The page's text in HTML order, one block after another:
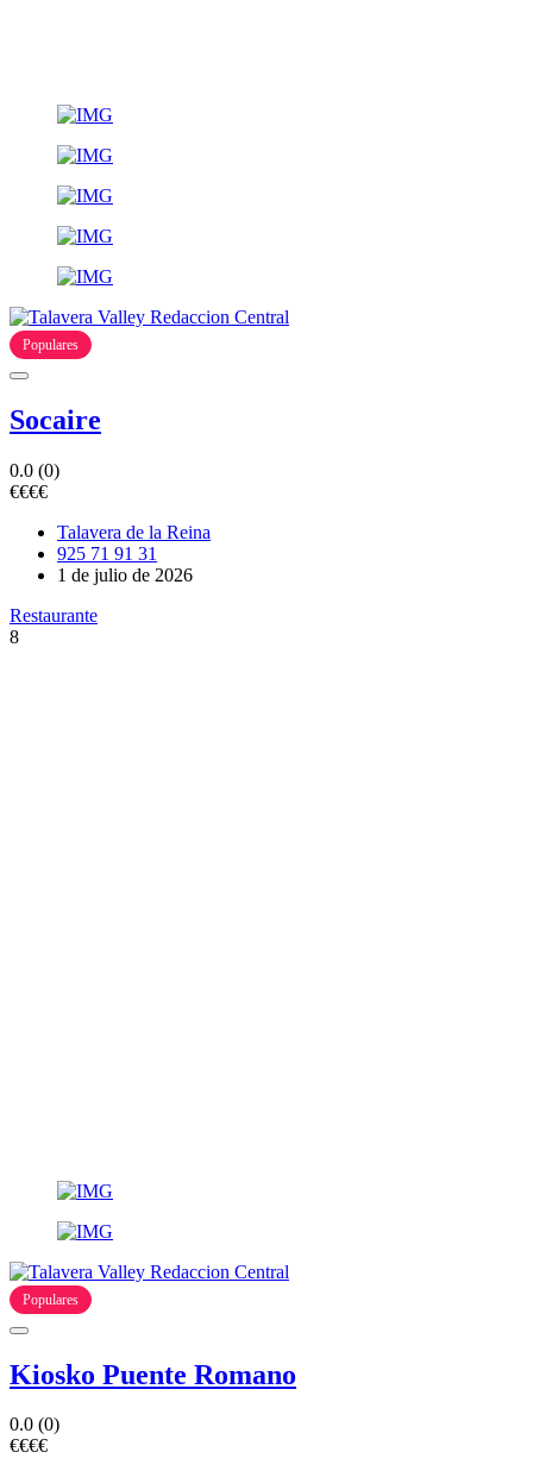
Populares
Socaire
0.0 (0)
€€€€
Talavera de la Reina
925 71 91 31
1 de julio de 2026
Restaurante
8
Populares
Kiosko Puente Romano
0.0 (0)
€€€€